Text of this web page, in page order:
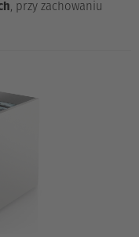
, przy zachowaniu